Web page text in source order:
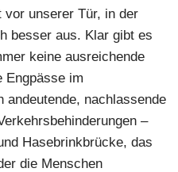
unserer Tür, in der
besser aus. Klar gibt es
keine ausreichende
Engpässe im
andeutende, nachlassende
–
Hasebrinkbrücke, das
die Menschen